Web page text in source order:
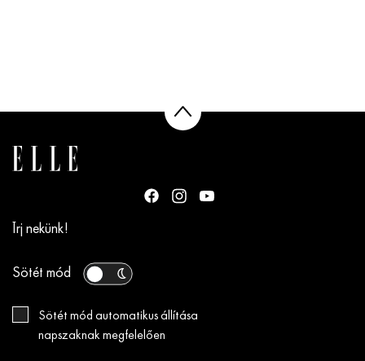
Írj nekünk!
Sötét mód
Sötét mód automatikus állítása
napszaknak megfelelően